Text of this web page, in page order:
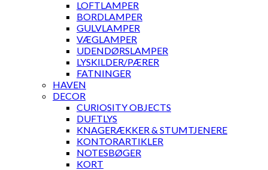
LOFTLAMPER
BORDLAMPER
GULVLAMPER
VÆGLAMPER
UDENDØRSLAMPER
LYSKILDER/PÆRER
FATNINGER
HAVEN
DECOR
CURIOSITY OBJECTS
DUFTLYS
KNAGERÆKKER & STUMTJENERE
KONTORARTIKLER
NOTESBØGER
KORT